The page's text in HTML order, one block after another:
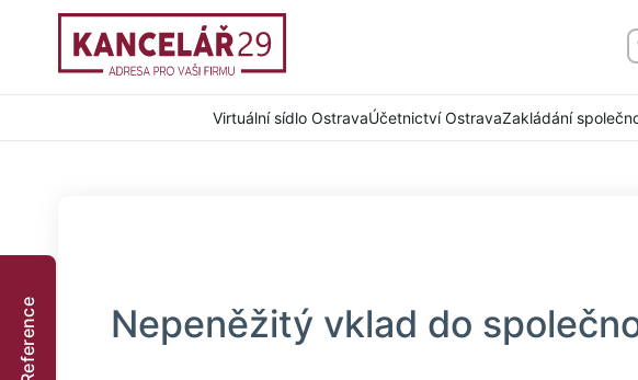
Virtuální sídlo OstravaÚčetnictví OstravaZakládání
Reference Nepeněžitý vklad do